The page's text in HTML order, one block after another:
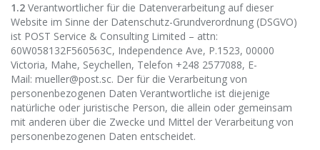
1.2 Verantwortlicher für die Datenverarbeitung auf dieser
Website im Sinne der Datenschutz-Grundverordnung (DSGVO)
ist POST Service & Consulting Limited – attn:
60W058132F560563C, Independence Ave, P.1523, 00000
Victoria, Mahe, Seychellen, Telefon +248 2577088, E-
Mail: mueller@post.sc. Der für die Verarbeitung von
personenbezogenen Daten Verantwortliche ist diejenige
natürliche oder juristische Person, die allein oder gemeinsam
mit anderen über die Zwecke und Mittel der Verarbeitung von
personenbezogenen Daten entscheidet.